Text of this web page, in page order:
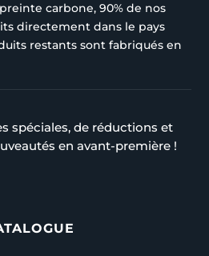
carbone, 90% de nos
directement dans le pays
restants sont fabriqués en
spéciales, de réductions et
en avant-première !